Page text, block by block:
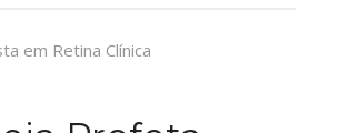
em Retina Clínica